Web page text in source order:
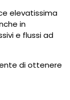
elevatissima
in
e flussi ad
di ottenere